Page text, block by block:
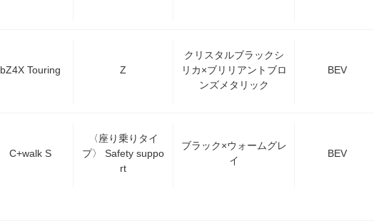
bZ4X Touring Z
クリスタルブラックシ
リカ×ブリリアントブロ
ンズメタリック
BEV
C+walk S
〈座り乗りタイ
プ〉 Safety suppo
rt
ブラック×ウォームグレ
イ
BEV